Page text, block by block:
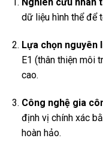
Nghiên cứu nhân
dữ liệu hình thể để
Lựa chọn nguyên
E1 (thân thiện môi
cao.
Công nghệ gia
định vị chính xác
hoàn hảo.